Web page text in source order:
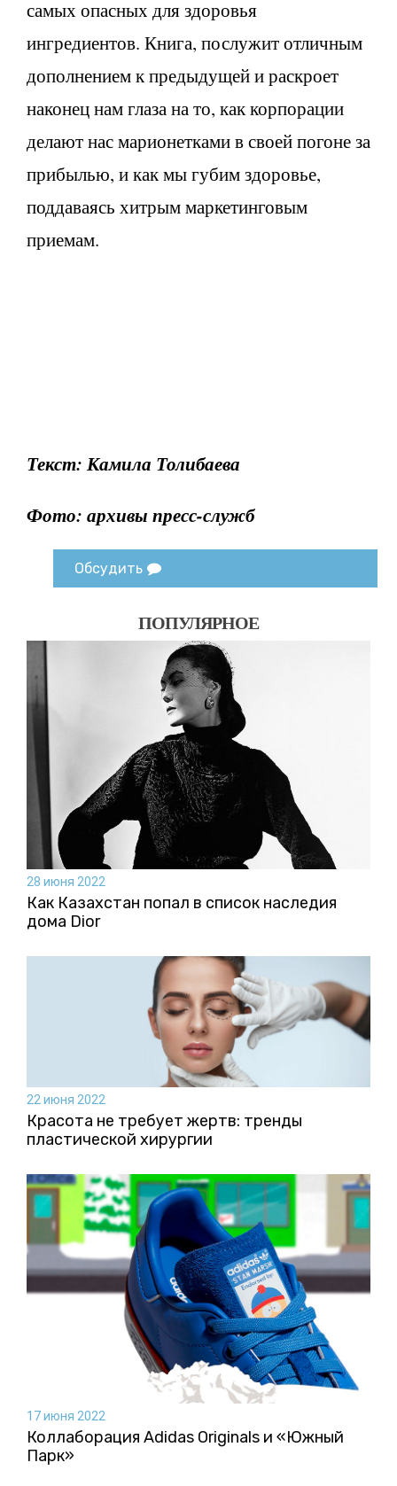
самых опасных для здоровья
ингредиентов. Книга, послужит отличным
дополнением к предыдущей и раскроет
наконец нам глаза на то, как корпорации
делают нас марионетками в своей погоне за
прибылью, и как мы губим здоровье,
поддаваясь хитрым маркетинговым
приемам.
Текст: Камила Толибаева
Фото: архивы пресс-служб
Обсудить
ПОПУЛЯРНОЕ
28 июня 2022
Как Казахстан попал в список наследия
дома Dior
22 июня 2022
Красота не требует жертв: тренды
пластической хирургии
17 июня 2022
Коллаборация Аdidas Originals и «Южный
Парк»